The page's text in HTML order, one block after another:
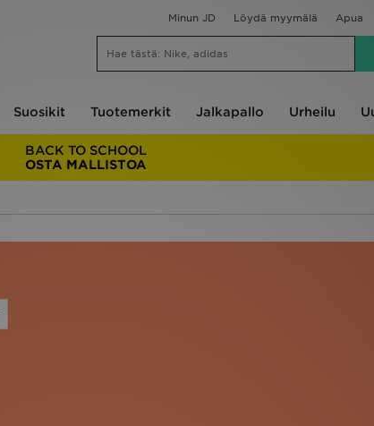
Minun JD Löydä myymälä Apua
Suosikit Tuotemerkit Jalkapallo Urheilu
BACK TO SCHOOL
OSTA MALLISTOA